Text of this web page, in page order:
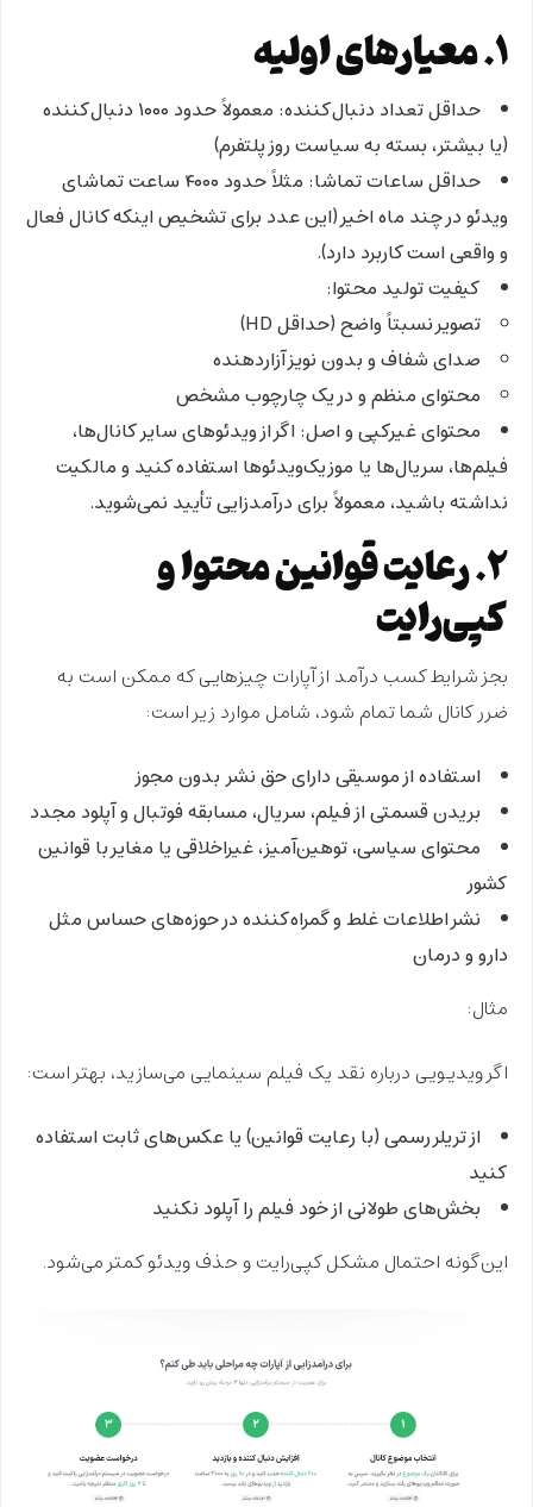
۱. معیارهای اولیه
حداقل تعداد دنبال‌کننده:
معمولاً حدود ۱۰۰۰ دنبال‌کننده
(یا بیشتر، بسته به سیاست روز پلتفرم)
حداقل ساعات تماشا:
مثلاً حدود ۴۰۰۰ ساعت تماشای
ویدئو در چند ماه اخیر (این عدد برای تشخیص اینکه کانال فعال
و واقعی است کاربرد دارد).
کیفیت تولید محتوا:
تصویر نسبتاً واضح (حداقل HD)
صدای شفاف و بدون نویز آزاردهنده
محتوای منظم و در یک چارچوب مشخص
محتوای غیرکپی و اصل:اگر از ویدئوهای سایر کانال‌ها،
فیلم‌ها، سریال‌ها یا موزیک‌ویدئوها استفاده کنید و مالکیت
نداشته باشید، معمولاً برای درآمدزایی تأیید نمی‌شوید.
۲. رعایت قوانین محتوا و
کپی‌رایت
بجز شرایط کسب درآمد از آپارات چیزهایی که ممکن است به
ضرر کانال شما تمام شود، شامل موارد زیر است:
استفاده ازموسیقی دارای حق نشربدون مجوز
بریدن قسمتی از فیلم، سریال، مسابقه فوتبال و آپلود مجدد
محتوای سیاسی، توهین‌آمیز، غیراخلاقی یا مغایر با قوانین
کشور
نشر اطلاعات غلط و گمراه‌کننده در حوزه‌های حساس مثل
دارو و درمان
مثال:
اگر ویدیویی درباره نقد یک فیلم سینمایی می‌سازید، بهتر است:
از تریلر رسمی (با رعایت قوانین) یا عکس‌های ثابت استفاده
کنید
بخش‌های طولانی از خود فیلم را آپلود نکنید
این‌گونه احتمال مشکل کپی‌رایت و حذف ویدئو کمتر می‌شود.